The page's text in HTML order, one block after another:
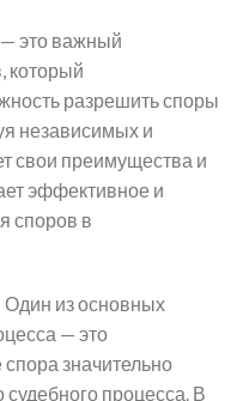
это важный
который
разрешить споры
независимых и
свои преимущества и
эффективное и
споров в
Один из основных
— это
значительно
процесса. В